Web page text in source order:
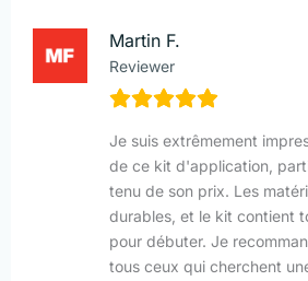
Martin F.
Reviewer
Je suis extrêmement
de ce kit d'application,
tenu de son prix. Les
durables, et le kit contient
pour débuter. Je
tous ceux qui cherchent